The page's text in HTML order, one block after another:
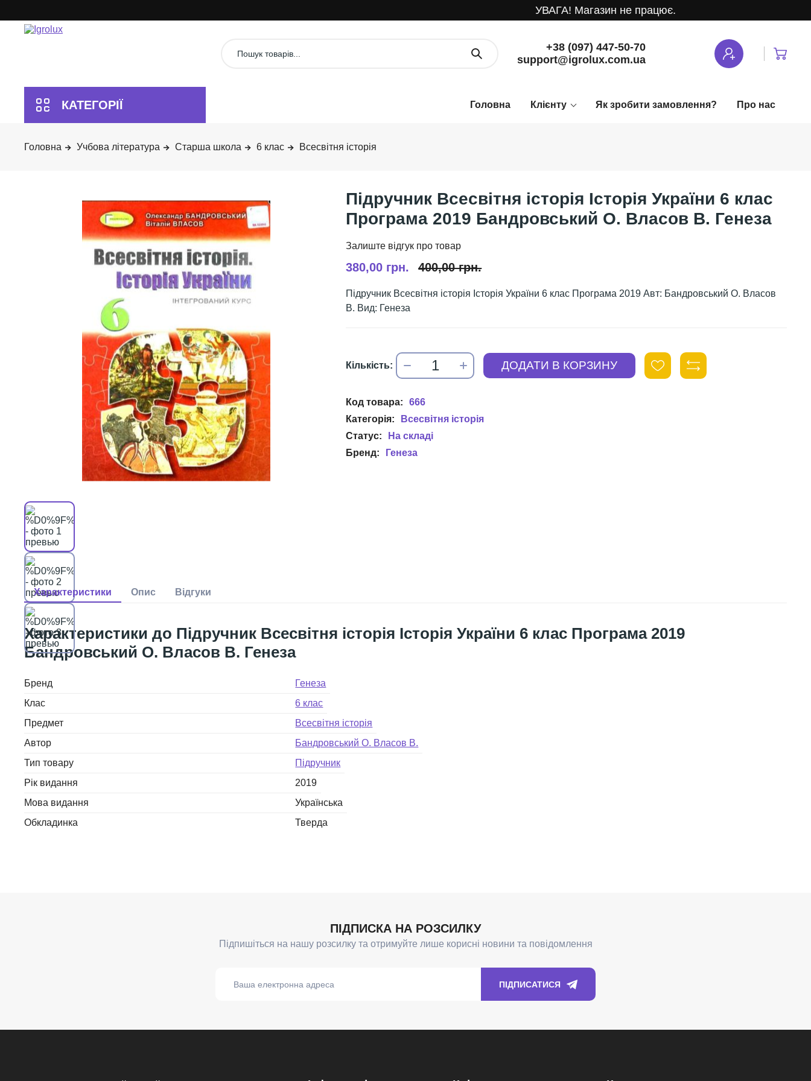
УВАГА! Магазин не працює.
+38 (097) 447-50-70
support@igrolux.com.ua
Клієнту Як зробити замовлення? Про нас
Учбова література Старша школа 6 клас Всесвітня історія
Підручник Всесвітня історія Історія України 6 клас
Програма 2019 Бандровський О. Власов В. Генеза
380,00 грн. 400,00 грн.
Підручник Всесвітня історія Історія України 6 клас Програма 2019 Авт: Бандровський О. Власов
В. Вид: Генеза
666
Всесвітня історія
Генеза
Підручник Всесвітня історія Історія України 6 клас Програма 2019
Бандровський О. Власов В. Генеза
Бренд
Генеза
Клас
6 клас
Предмет
Всесвітня історія
Автор
Бандровський О. Власов В.
Тип товару
Підручник
Рік видання
2019
Мова видання
Українська
Обкладинка
Тверда